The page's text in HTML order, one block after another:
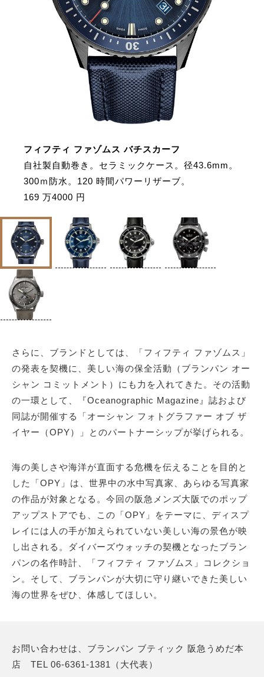
フィフティ ファゾムス バチスカーフ
⾃社製⾃動巻き。セラミックケース。径43.6mm。
300ｍ防⽔。120 時間パワーリザーブ。
169 万4000 円
さらに、ブランドとしては、「フィフティ ファゾムス」
の発表を契機に、美しい海の保全活動（ブランパン オー
シャン コミットメント）にも⼒を⼊れてきた。その活動
の⼀環として、『Oceanographic Magazine』誌および
同誌が開催する「オーシャン フォトグラファー オブ ザ
イヤー（OPY）」とのパートナーシップが挙げられる。
海の美しさや海洋が直⾯する危機を伝えることを⽬的と
した「OPY」は、世界中の⽔中写真家、あらゆる写真家
の作品が対象となる。今回の阪急メンズ⼤阪でのポップ
アップストアでも、この「OPY」をテーマに、ディスプ
レイには⼈の⼿が加えられていない美しい海の景⾊が映
し出される。ダイバーズウォッチの契機となったブラン
パンの名作時計、「フィフティ ファゾムス」コレクショ
ン。そして、ブランパンが⼤切に守り継いできた美しい
海の世界をぜひ、体感してほしい。
お問い合わせは、ブランパン ブティック 阪急うめだ本
店 TEL 06-6361-1381（大代表）